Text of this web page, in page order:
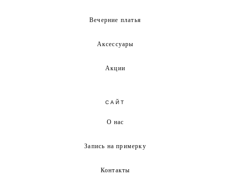
Вечерние платья
Аксессуары
Акции
САЙТ
О нас
Запись на примерку
Контакты